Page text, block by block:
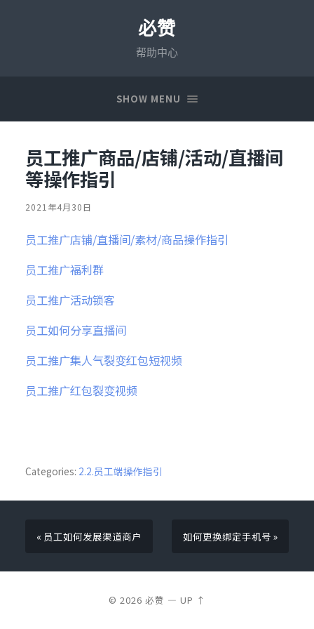
必赞
帮助中心
SHOW MENU
员工推广商品/店铺/活动/直播间
等操作指引
2021年4月30日
员工推广店铺/直播间/素材/商品操作指引
员工推广福利群
员工推广活动锁客
员工如何分享直播间
员工推广集人气裂变红包短视频
员工推广红包裂变视频
Categories: 2.2.员工端操作指引
« 员工如何发展渠道商户 如何更换绑定手机号 »
© 2026 必赞 — UP ↑